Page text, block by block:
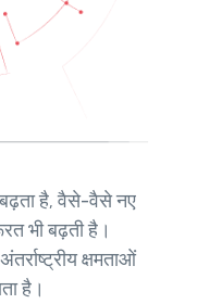
है, वैसे-वैसे नए
भी बढ़ती है।
क्षमताओं
है।